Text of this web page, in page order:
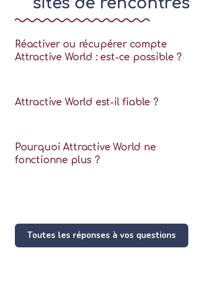
Réactiver ou récupérer compte
Attractive World : est-ce possible ?
Attractive World est-il fiable ?
Pourquoi Attractive World ne
fonctionne plus ?
Toutes les réponses à vos questions